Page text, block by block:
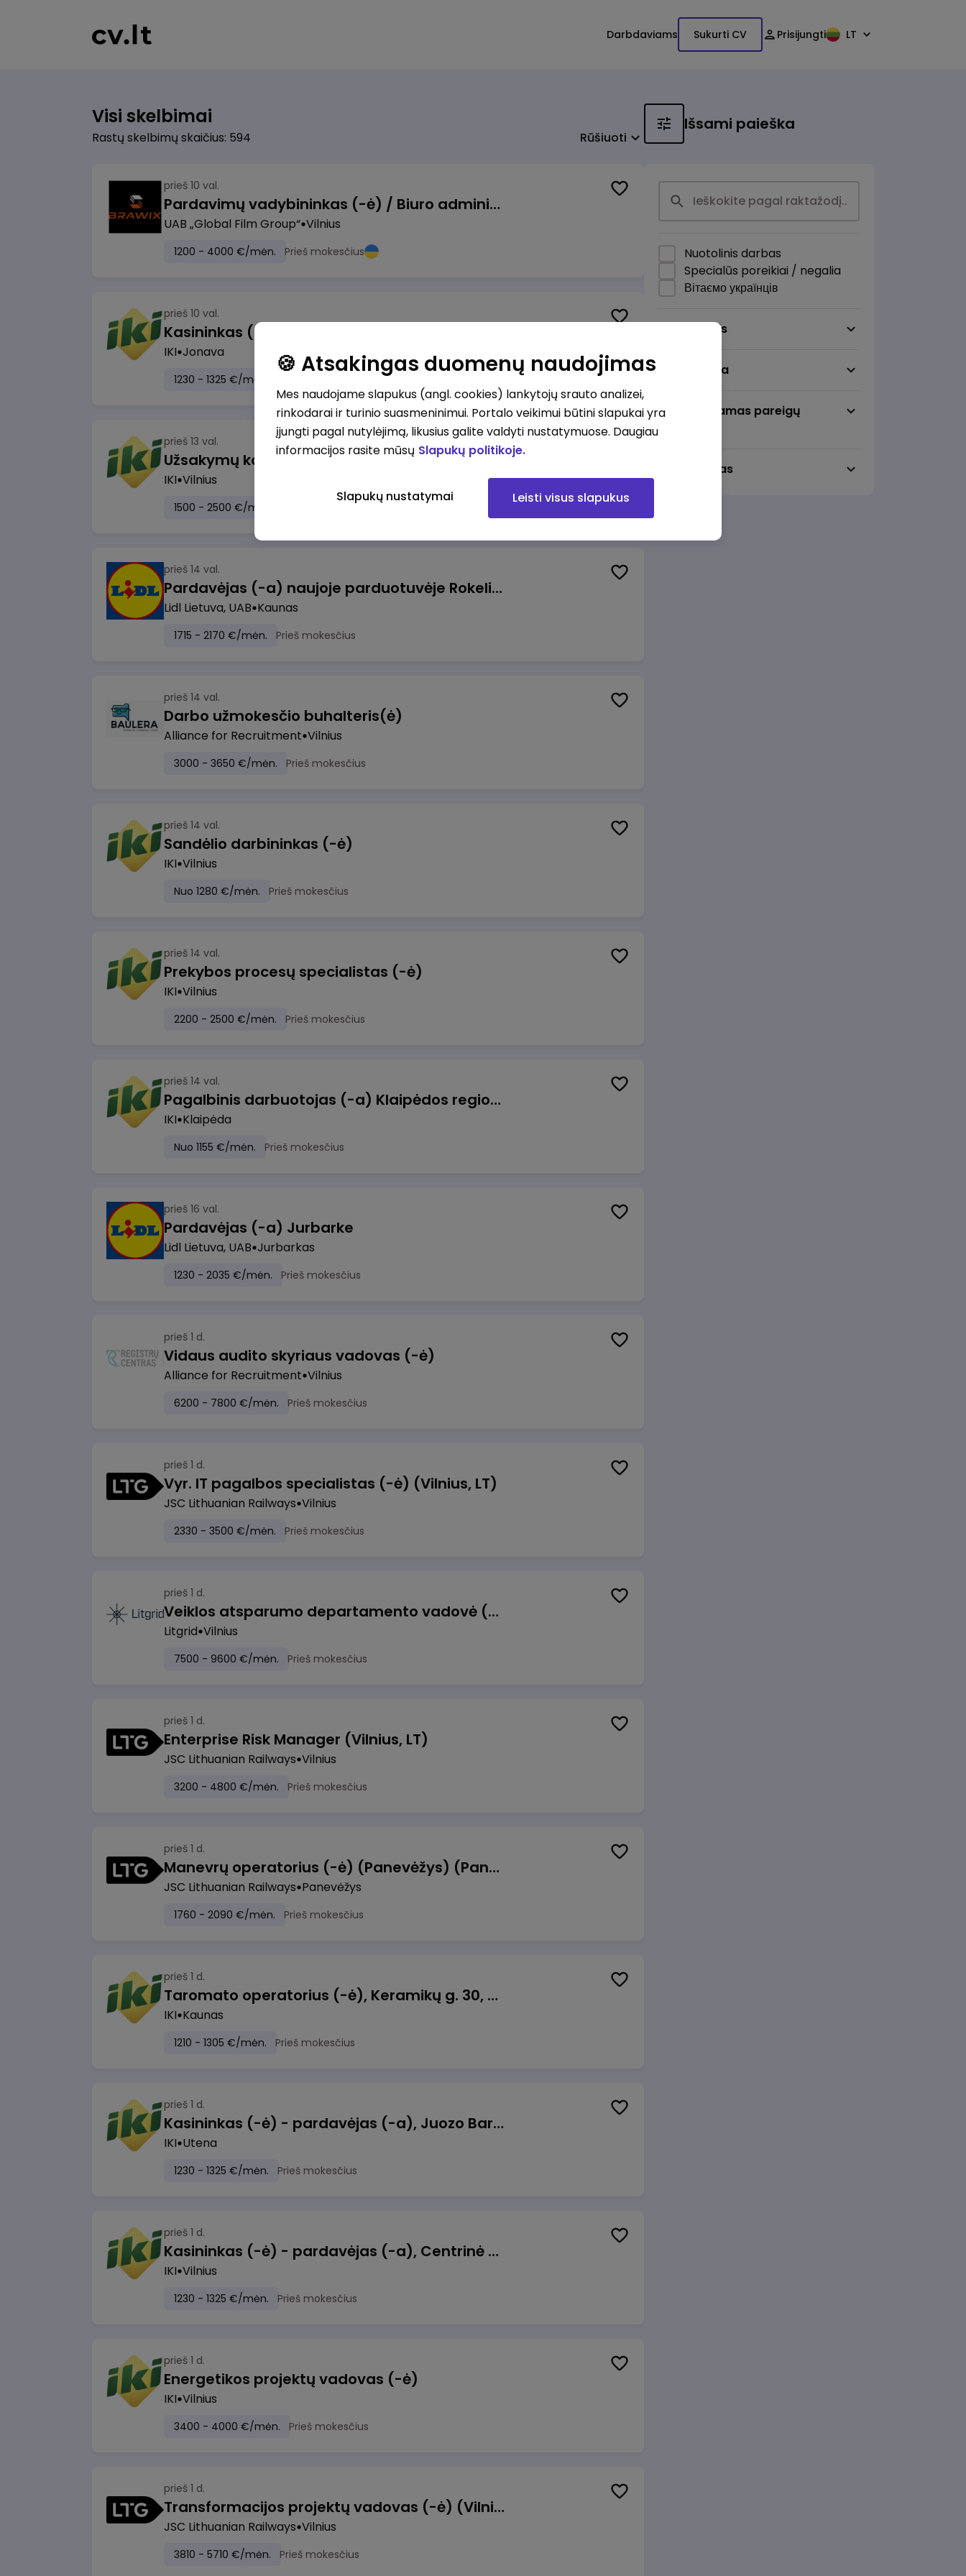
Darbdaviams Sukurti CV Prisijungti LT
Visi skelbimai
Rastų skelbimų skaičius: 594 Rūšiuoti
prieš 10 val.
Pardavimų vadybininkas (-ė) / Biuro administratorius (-ė) (B2B)
UAB „Global Film Group“ Vilnius
1200 - 4000 €/mėn. Prieš mokesčius
prieš 10 val.
IKI Jonava
1230 - 1325 €/mėn.
prieš 13 val.
Užsakymų komplektuotojas (-a) Vilniuje (Gariūnai)
IKI Vilnius
1500 - 2500 €/mėn. Prieš mokesčius
prieš 14 val.
Pardavėjas (-a) naujoje parduotuvėje Rokeliuose (NEMOKAMAS TRANSPORTAS)
Lidl Lietuva, UAB Kaunas
1715 - 2170 €/mėn. Prieš mokesčius
prieš 14 val.
Darbo užmokesčio buhalteris(ė)
Alliance for Recruitment Vilnius
3000 - 3650 €/mėn. Prieš mokesčius
prieš 14 val.
Sandėlio darbininkas (-ė)
IKI Vilnius
Nuo 1280 €/mėn. Prieš mokesčius
prieš 14 val.
Prekybos procesų specialistas (-ė)
IKI Vilnius
2200 - 2500 €/mėn. Prieš mokesčius
prieš 14 val.
Pagalbinis darbuotojas (-a) Klaipėdos regioninėje kepykloje (indų plovime)
IKI Klaipėda
Nuo 1155 €/mėn. Prieš mokesčius
prieš 16 val.
Pardavėjas (-a) Jurbarke
Lidl Lietuva, UAB Jurbarkas
1230 - 2035 €/mėn. Prieš mokesčius
prieš 1 d.
Vidaus audito skyriaus vadovas (-ė)
Alliance for Recruitment Vilnius
6200 - 7800 €/mėn. Prieš mokesčius
prieš 1 d.
Vyr. IT pagalbos specialistas (-ė) (Vilnius, LT)
JSC Lithuanian Railways Vilnius
2330 - 3500 €/mėn. Prieš mokesčius
prieš 1 d.
Veiklos atsparumo departamento vadovė (-as)
Litgrid Vilnius
7500 - 9600 €/mėn. Prieš mokesčius
prieš 1 d.
Enterprise Risk Manager (Vilnius, LT)
JSC Lithuanian Railways Vilnius
3200 - 4800 €/mėn. Prieš mokesčius
prieš 1 d.
Manevrų operatorius (-ė) (Panevėžys) (Panevėžys, LT)
JSC Lithuanian Railways Panevėžys
1760 - 2090 €/mėn. Prieš mokesčius
prieš 1 d.
Taromato operatorius (-ė), Keramikų g. 30, Neveronys
IKI Kaunas
1210 - 1305 €/mėn. Prieš mokesčius
prieš 1 d.
Kasininkas (-ė) - pardavėjas (-a), Juozo Bartašiaus g. 1, Utena
IKI Utena
1230 - 1325 €/mėn. Prieš mokesčius
prieš 1 d.
Kasininkas (-ė) - pardavėjas (-a), Centrinė g. 62, Galgiai
IKI Vilnius
1230 - 1325 €/mėn. Prieš mokesčius
prieš 1 d.
Energetikos projektų vadovas (-ė)
IKI Vilnius
3400 - 4000 €/mėn. Prieš mokesčius
prieš 1 d.
Transformacijos projektų vadovas (-ė) (Vilnius, LT)
JSC Lithuanian Railways Vilnius
3810 - 5710 €/mėn. Prieš mokesčius
Išsami paieška
Nuotolinis darbas
Specialūs poreikiai / negalia
Вітаємо українців
Darbo sritis
Darbo vieta
Pageidaujamas pareigų
Darbo laikas
🍪 Atsakingas duomenų naudojimas
Mes naudojame slapukus (angl. cookies) lankytojų srauto analizei,
rinkodarai ir turinio suasmeninimui. Portalo veikimui būtini slapukai yra
įjungti pagal nutylėjimą, likusius galite valdyti nustatymuose. Daugiau
informacijos rasite mūsų Slapukų politikoje.
Slapukų nustatymai Leisti visus slapukus